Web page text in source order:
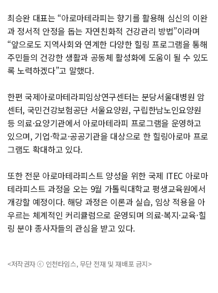
최승완 대표는 “아로마테라피는 향기를 활용해 심신의 이완
과 정서적 안정을 돕는 자연친화적 건강관리 방법”이라며
“앞으로도 지역사회와 연계한 다양한 힐링 프로그램을 통해
주민들의 건강한 생활과 공동체 활성화에 도움이 될 수 있도
록 노력하겠다”고 말했다.
한편 국제아로마테라피임상연구센터는 분당서울대병원 암
센터, 국민건강보험공단 서울요양원, 구립한남노인요양원
등 의료·요양기관에서 아로마테라피 프로그램을 운영하고
있으며, 기업·학교·공공기관을 대상으로 한 힐링아로마 프로
그램도 확대하고 있다.
또한 전문 아로마테라피스트 양성을 위한 국제 ITEC 아로마
테라피스트 과정을 오는 9월 가톨릭대학교 평생교육원에서
개강할 예정이다. 해당 과정은 이론과 실습, 임상 적용을 아
우르는 체계적인 커리큘럼으로 운영되며 의료·복지·교육·힐
링 분야 종사자들의 관심을 받고 있다.
<저작권자 ⓒ 인천타임스, 무단 전재 및 재배포 금지>